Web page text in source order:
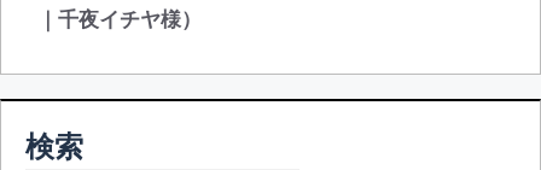
シ
ン
｜千夜イチヤ様）
検索